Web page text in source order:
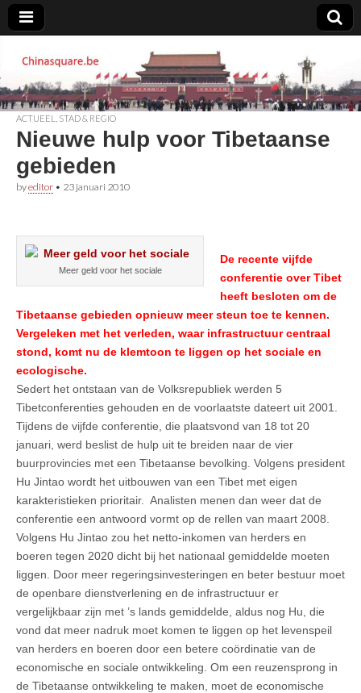
Chinasquare.be
ACTUEEL STAD & REGIO
Nieuwe hulp voor Tibetaanse
gebieden
byeditor • 23 januari 2010
Meer geld voor het sociale
De recente vijfde
conferentie over Tibet
heeft besloten om de
Tibetaanse gebieden opnieuw meer steun toe te kennen.
Vergeleken met het verleden, waar infrastructuur centraal
stond, komt nu de klemtoon te liggen op het sociale en
ecologische.
Sedert het ontstaan van de Volksrepubliek werden 5
Tibetconferenties gehouden en de voorlaatste dateert uit 2001.
Tijdens de vijfde conferentie, die plaatsvond van 18 tot 20
januari, werd beslist de hulp uit te breiden naar de vier
buurprovincies met een Tibetaanse bevolking. Volgens president
Hu Jintao wordt het uitbouwen van een Tibet met eigen
karakteristieken prioritair. Analisten menen dan weer dat de
conferentie een antwoord vormt op de rellen van maart 2008.
Volgens Hu Jintao zou het netto-inkomen van herders en
boeren tegen 2020 dicht bij het nationaal gemiddelde moeten
liggen. Door meer regeringsinvesteringen en beter bestuur moet
de openbare dienstverlening en de infrastructuur er
vergelijkbaar zijn met ’s lands gemiddelde, aldus nog Hu, die
vond dat meer nadruk moet komen te liggen op het levenspeil
van herders en boeren door een betere coördinatie van de
economische en sociale ontwikkeling. Om een reuzensprong in
de Tibetaanse ontwikkeling te maken, moet de economische